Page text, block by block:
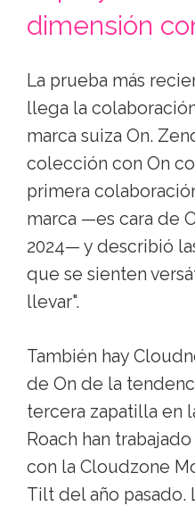
dimensión
La prueba más
llega la
marca suiza On.
colección con On
primera
marca —es cara de
2024— y describió
que se sienten
llevar".
También hay
de On de la
tercera zapatilla en
Roach han
con la Cloudzone
Tilt del año pasado.